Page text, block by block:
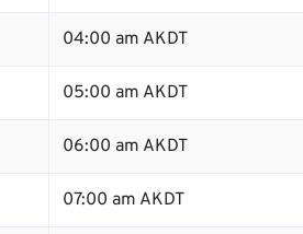
04:00 am AKDT
05:00 am AKDT
06:00 am AKDT
07:00 am AKDT